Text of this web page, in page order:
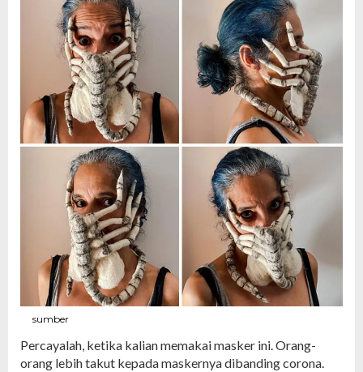
sumber
Percayalah, ketika kalian memakai masker ini. Orang-
orang lebih takut kepada maskernya dibanding corona.